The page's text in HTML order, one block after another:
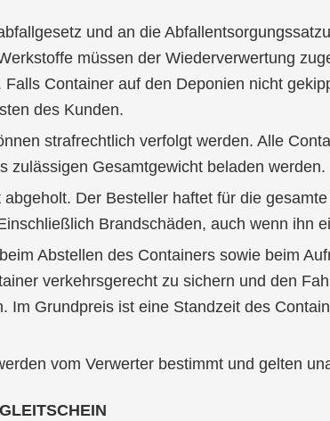
und an die
müssen der Wiederverwertung
Container auf den Deponien nicht
des Kunden.
strafrechtlich verfolgt werden. Alle
zulässigen Gesamtgewicht beladen werden.
Der Besteller haftet für die
Brandschäden, auch wenn ihn
Abstellen des Containers sowie beim
verkehrsgerecht zu sichern und den
Im Grundpreis ist eine Standzeit des
vom Verwerter bestimmt und gelten